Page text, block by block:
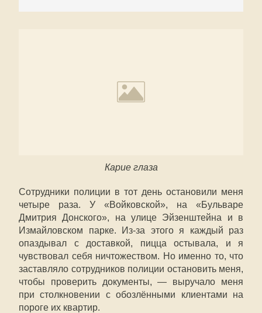
Карие глаза
Сотрудники полиции в тот день остановили меня
четыре раза. У «Войковской», на «Бульваре
Дмитрия Донского», на улице Эйзенштейна и в
Измайловском парке. Из-за этого я каждый раз
опаздывал с доставкой, пицца остывала, и я
чувствовал себя ничтожеством. Но именно то, что
заставляло сотрудников полиции остановить меня,
чтобы проверить документы, — выручало меня
при столкновении с обозлёнными клиентами на
пороге их квартир.